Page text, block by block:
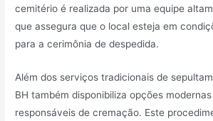
cemitério é realizada por uma equipe
que assegura que o local esteja em
para a cerimônia de despedida.
Além dos serviços tradicionais de
BH também disponibiliza opções
responsáveis de cremação. Este